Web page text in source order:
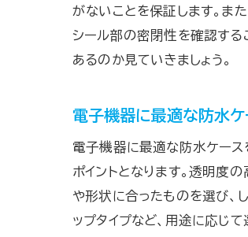
がないことを保証します。ま
シール部の密閉性を確認する
あるのか見ていきましょう。
電子機器に最適な防水
電子機器に最適な防水ケース
ポイントとなります。透明度
や形状に合ったものを選び、
ップタイプなど、用途に応じ